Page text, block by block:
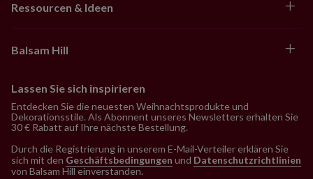
Ressourcen & Ideen
Balsam Hill
Lassen Sie sich inspirieren
Entdecken Sie die neuesten Weihnachtsprodukte und
Dekorationsstile. Als Abonnent unseres Newsletters erhalten Sie
30 € Rabatt auf Ihre nächste Bestellung.
Durch die Registrierung in unserem E-Mail-Verteiler erklären Sie
sich mit den Geschäftsbedingungen und Datenschutzrichtlinien
von Balsam Hill einverstanden.